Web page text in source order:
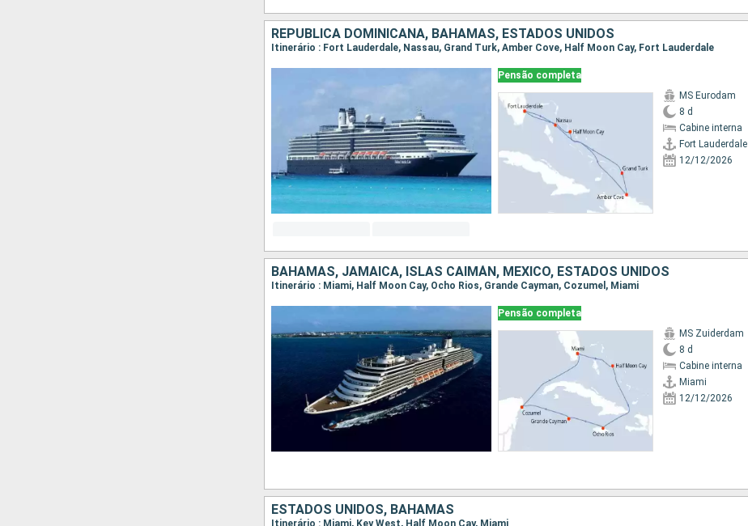
REPUBLICA DOMINICANA, BAHAMAS, ESTADOS UNIDOS
Itinerário : Fort Lauderdale, Nassau, Grand Turk, Amber Cove, Half Moon Cay, Fort Lauderdale
Pensão completa
MS Eurodam
8 d
Cabine interna
Fort Lauderdale
12/12/2026
BAHAMAS, JAMAICA, ISLAS CAIMÁN, MÉXICO, ESTADOS UNIDOS
Itinerário : Miami, Half Moon Cay, Ocho Rios, Grande Cayman, Cozumel, Miami
Pensão completa
MS Zuiderdam
8 d
Cabine interna
Miami
12/12/2026
ESTADOS UNIDOS, BAHAMAS
Itinerário : Miami, Key West, Half Moon Cay, Miami